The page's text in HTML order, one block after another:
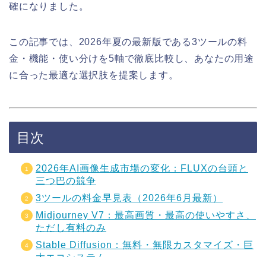
確になりました。
この記事では、2026年夏の最新版である3ツールの料
金・機能・使い分けを5軸で徹底比較し、あなたの用途
に合った最適な選択肢を提案します。
目次
2026年AI画像生成市場の変化：FLUXの台頭と
三つ巴の競争
3ツールの料金早見表（2026年6月最新）
Midjourney V7：最高画質・最高の使いやすさ、
ただし有料のみ
Stable Diffusion：無料・無限カスタマイズ・巨